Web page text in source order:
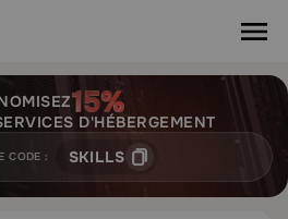
D'HÉBERGEMENT
CODE : SKILLS